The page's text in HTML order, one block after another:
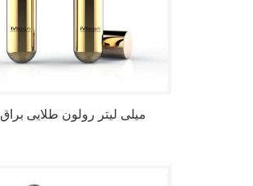
5 میلی لیتر رولون طلایی براق